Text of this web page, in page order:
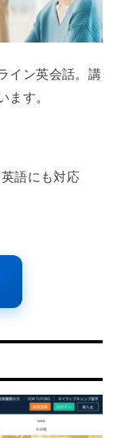
イン英会話。講
ます。
語にも対応